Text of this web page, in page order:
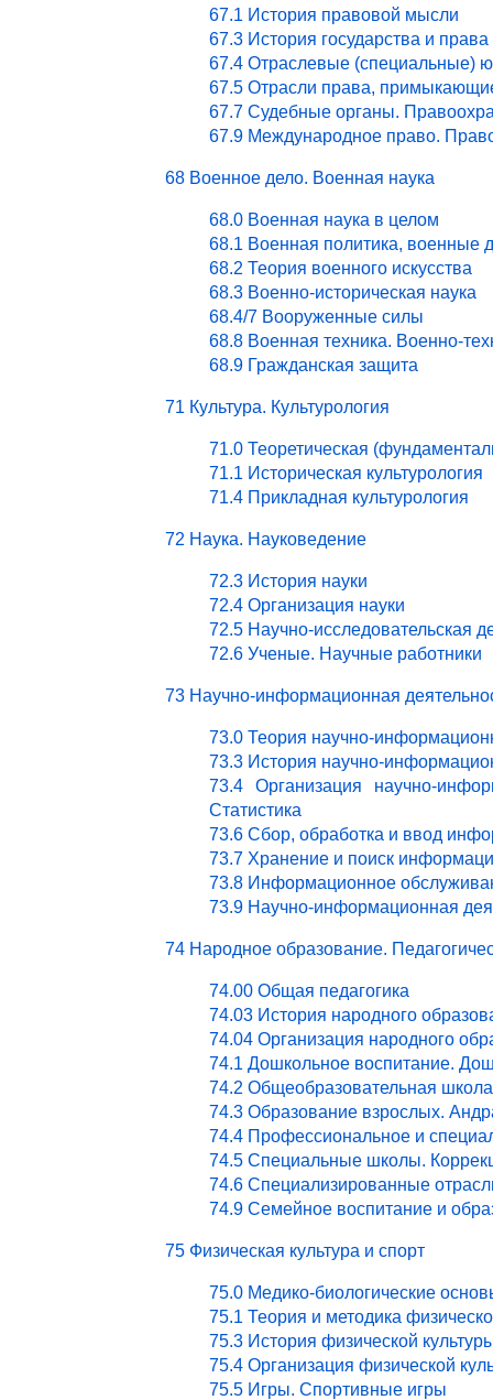
67.1 История правовой мысли
67.3 История государства и права
67.4 Отраслевые (специальные)
67.5 Отрасли права,
67.7 Судебные органы.
67.9 Международное право.
68 Военное дело. Военная наука
68.0 Военная наука в целом
68.1 Военная политика, военные
68.2 Теория военного искусства
68.3 Военно-историческая наука
68.4/7 Вооруженные силы
68.8 Военная техника. Военно-
68.9 Гражданская защита
71 Культура. Культурология
71.0 Теоретическая
71.1 Историческая культурология
71.4 Прикладная культурология
72 Наука. Науковедение
72.3 История науки
72.4 Организация науки
72.5 Научно-исследовательская
72.6 Ученые. Научные работники
73 Научно-информационная
73.0 Теория научно-
73.3 История научно-
73.4 Организация научно-
Статистика
73.6 Сбор, обработка и ввод
73.7 Хранение и поиск
73.8 Информационное
73.9 Научно-информационная
74 Народное образование.
74.00 Общая педагогика
74.03 История народного
74.04 Организация народного
74.1 Дошкольное воспитание.
74.2 Общеобразовательная
74.3 Образование взрослых.
74.4 Профессиональное и
74.5 Специальные школы.
74.6 Специализированные
74.9 Семейное воспитание и
75 Физическая культура и спорт
75.0 Медико-биологические
75.1 Теория и методика
75.3 История физической
75.4 Организация физической
75.5 Игры. Спортивные игры